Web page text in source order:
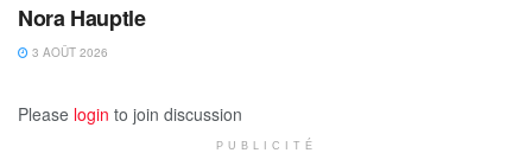
Nora Hauptle
3 AOÛT 2026
Please login to join discussion
PUBLICITÉ